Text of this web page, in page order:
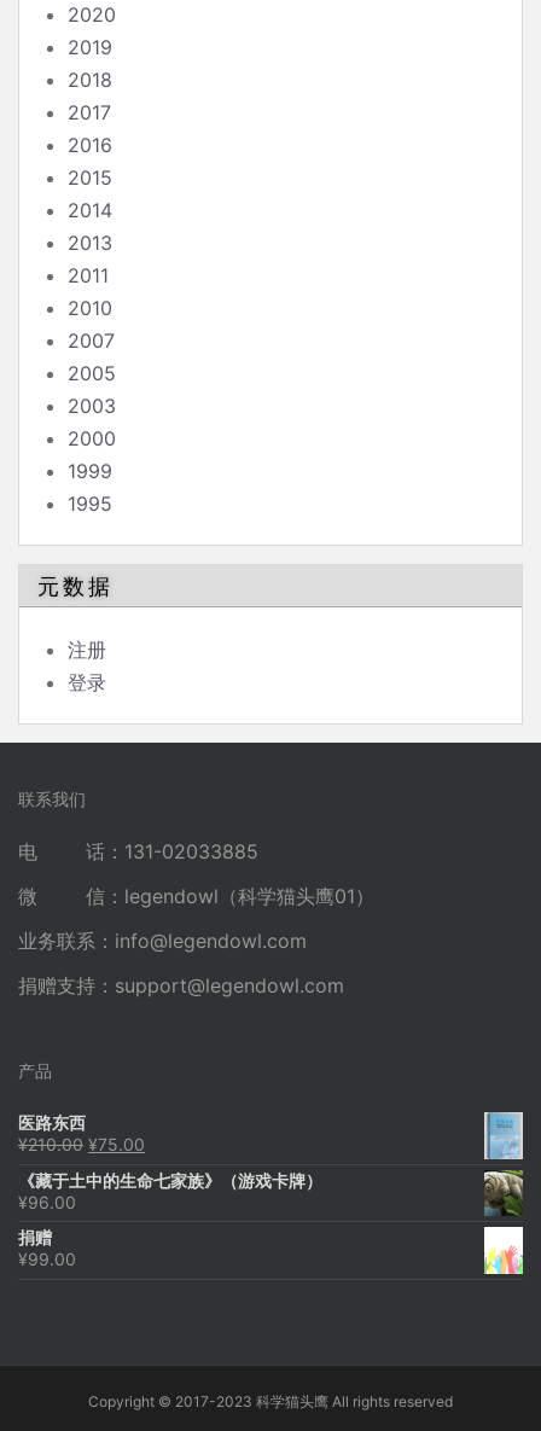
2020
2019
2018
2017
2016
2015
2014
2013
2011
2010
2007
2005
2003
2000
1999
1995
元数据
注册
登录
联系我们
电 话：131-02033885
微 信：legendowl（科学猫头鹰01）
业务联系： info@legendowl.com
捐赠支持： support@legendowl.com
产品
医路东西
¥210.00 原
为：
¥75.00
价
《藏于土中的生命七家族》（游戏卡牌）
¥96.00
捐赠
¥99.00
Copyright © 2017-2023 科学猫头鹰 All rights reserved